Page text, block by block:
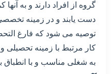
گروه از افراد دارند و به
دست یابند و در زمینه
توصیه می شود که فارغ
کار مرتبط با زمینه
به شغلی مناسب و با انطباق